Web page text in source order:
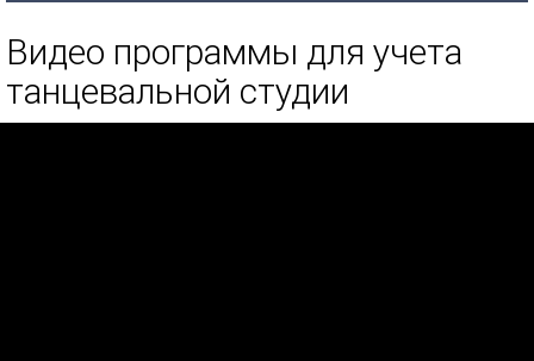
Видео программы для учета
танцевальной студии